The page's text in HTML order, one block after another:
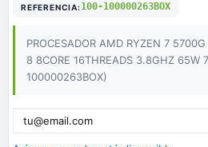
REFERENCIA:100-100000263BOX
PROCESADOR AMD RYZEN 7
8 8CORE 16THREADS 3.8GHZ 65W
100000263BOX)